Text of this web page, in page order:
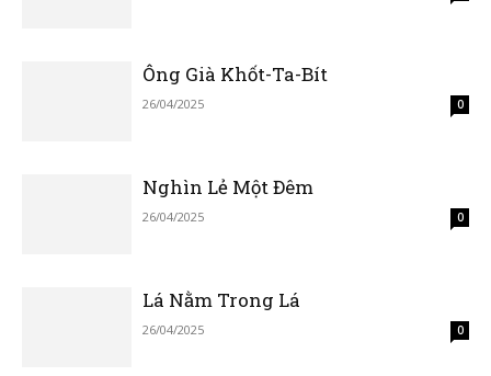
Ông Già Khốt-Ta-Bít
26/04/2025 0
Nghìn Lẻ Một Đêm
26/04/2025 0
Lá Nằm Trong Lá
26/04/2025 0